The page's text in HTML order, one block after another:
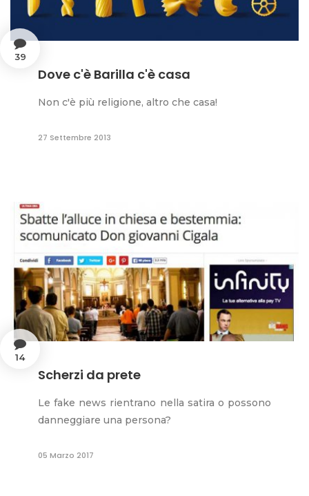
39
Dove c'è Barilla c'è casa
Non c'è più religione, altro che casa!
27 Settembre 2013
14
Scherzi da prete
Le fake news rientrano nella satira o possono
danneggiare una persona?
05 Marzo 2017